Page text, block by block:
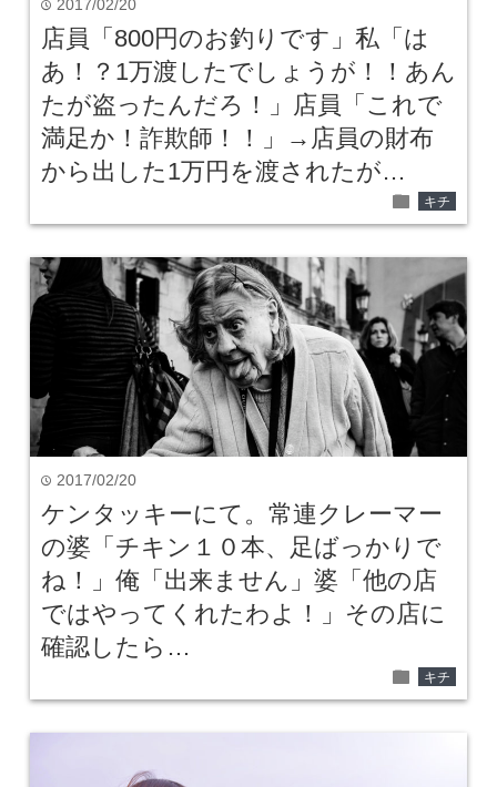
time 2017/02/20
店員「800円のお釣りです」私「は
あ！？1万渡したでしょうが！！あん
たが盗ったんだろ！」店員「これで
満足か！詐欺師！！」→店員の財布
から出した1万円を渡されたが…
folder キチ
time 2017/02/20
ケンタッキーにて。常連クレーマー
の婆「チキン１０本、足ばっかりで
ね！」俺「出来ません」婆「他の店
ではやってくれたわよ！」その店に
確認したら…
folder キチ